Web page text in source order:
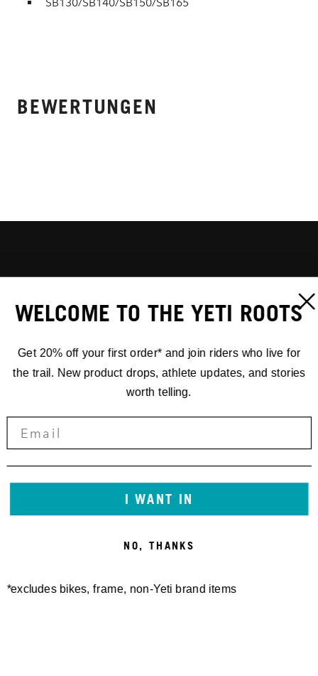
BEWERTUNGEN
WELCOME TO THE YETI ROOTS
Get 20% off your first order* and join riders who live for
the trail. New product drops, athlete updates, and stories
worth telling.
I WANT IN
NO, THANKS
*excludes bikes, frame, non-Yeti brand items